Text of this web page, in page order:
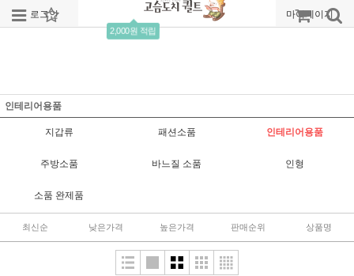
로그인 회원가입
2,000원 적립
주문조회 마이페이지
인테리어용품
지갑류 패션소품 인테리어용품
주방소품 바느질 소품 인형
소품 완제품
최신순 낮은가격 높은가격 판매순위 상품명